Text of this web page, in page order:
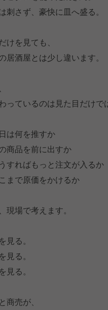
刺さず、豪快に皿へ盛る。
けを見ても、
居酒屋とは少し違います。
っているのは見た目だけで
は何を推すか
商品を前に出すか
すればもっと注文が入るか
まで原価をかけるか
現場で考えます。
見る。
見る。
見る。
商売が、